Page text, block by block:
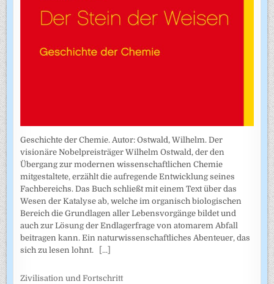
Geschichte der Chemie. Autor: Ostwald, Wilhelm. Der
visionäre Nobelpreisträger Wilhelm Ostwald, der den
Übergang zur modernen wissenschaftlichen Chemie
mitgestaltete, erzählt die aufregende Entwicklung seines
Fachbereichs. Das Buch schließt mit einem Text über das
Wesen der Katalyse ab, welche im organisch biologischen
Bereich die Grundlagen aller Lebensvorgänge bildet und
auch zur Lösung der Endlagerfrage von atomarem Abfall
beitragen kann. Ein naturwissenschaftliches Abenteuer, das
sich zu lesen lohnt.
[...]
Zivilisation und Fortschritt